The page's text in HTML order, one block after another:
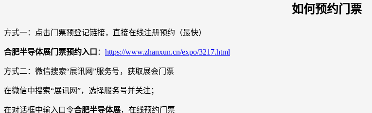
如何预约门票
方式一：点击门票预登记链接，直接在线注册预约（最快）
合肥半导体展门票预约入口 ： https://www.zhanxun.cn/expo/3217.html
方式二：微信搜索“展讯网”服务号，获取展会门票
在微信中搜索“展讯网”，选择服务号并关注；
在对话框中输入口令合肥半导体展，在线预约门票